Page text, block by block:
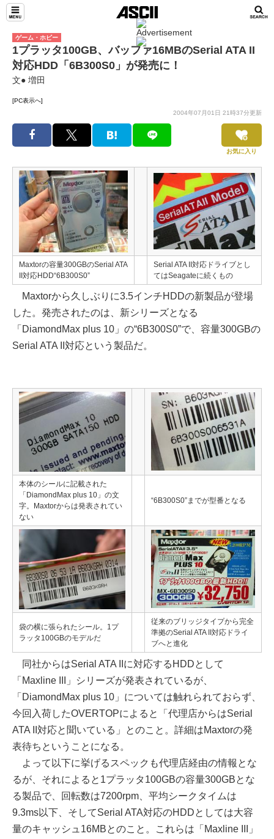
ゲーム・ホビー
1プラッタ100GB、バッファ16MBのSerial ATA II
対応HDD「6B300S0」が発売に！
文● 増田
[PC表示へ]
2004年07月01日 21時37分更新
お気に入り
Maxtorの容量300GBのSerial ATA
II対応HDD“6B300S0”
Serial ATA II対応ドライブとし
てはSeagateに続くもの
Maxtorから久しぶりに3.5インチHDDの新製品が登場
した。発売されたのは、新シリーズとなる
「DiamondMax plus 10」の“6B300S0”で、容量300GBの
Serial ATA II対応という製品だ。
本体のシールに記載された
「DiamondMax plus 10」の文
字。Maxtorからは発表されてい
ない
“6B300S0”までが型番となる
袋の横に張られたシール。1プ
ラッタ100GBのモデルだ
従来のブリッジタイプから完全
準拠のSerial ATA II対応ドライ
ブへと進化
同社からはSerial ATA IIに対応するHDDとして
「Maxline III」シリーズが発表されているが、
「DiamondMax plus 10」については触れられておらず、
今回入荷したOVERTOPによると「代理店からはSerial
ATA II対応と聞いている」とのこと。詳細はMaxtorの発
表待ちということになる。
よって以下に挙げるスペックも代理店経由の情報とな
るが、それによると1プラッタ100GBの容量300GBとな
る製品で、回転数は7200rpm、平均シークタイムは
9.3ms以下、そしてSerial ATA対応のHDDとしては大容
量のキャッシュ16MBとのこと。これらは「Maxline III」